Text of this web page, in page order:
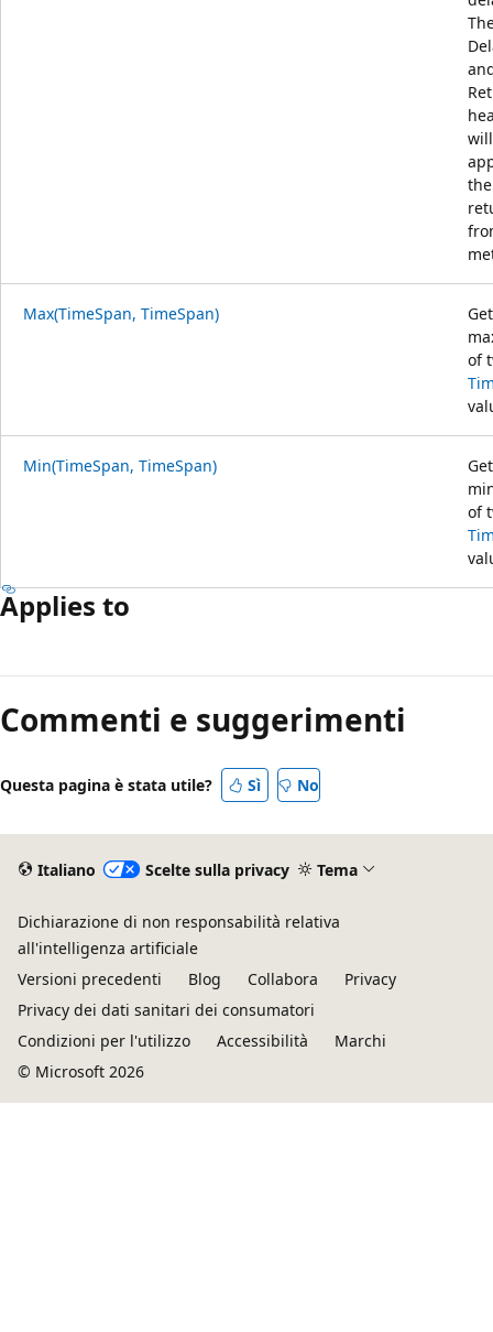
Max(TimeSpan, TimeSpan)
of
Min(TimeSpan, TimeSpan)
of
Applies to
di
lettura
Commenti e suggerimenti
Questa pagina è stata utile? Sì No
Italiano Scelte sulla privacy Tema
Dichiarazione di non responsabilità relativa
all'intelligenza artificiale
Versioni precedenti
Blog Collabora
Privacy
Privacy dei dati sanitari dei consumatori
Condizioni per l'utilizzo
Accessibilità
Marchi
© Microsoft 2026